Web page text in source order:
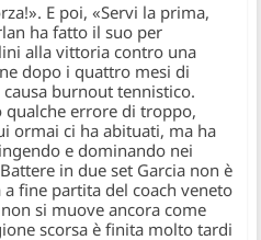
E poi, «Servi la prima,
ha fatto il suo per
alla vittoria contro una
dopo i quattro mesi di
burnout tennistico.
qualche errore di troppo,
ormai ci ha abituati, ma ha
e dominando nei
in due set Garcia non è
fine partita del coach veneto
si muove ancora come
scorsa è finita molto tardi